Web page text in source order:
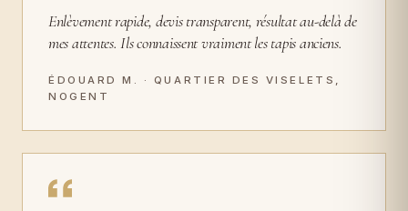
Enlèvement rapide, devis transparent, résultat au-delà de
mes attentes. Ils connaissent vraiment les tapis anciens.
ÉDOUARD M. · QUARTIER DES VISELETS,
NOGENT